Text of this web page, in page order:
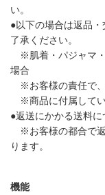
い。
●以下の場合は返品
了承ください。
※肌着・パジャマ・
場合
※お客様の責任で
※商品に付属してい
●返送にかかる送料に
※お客様の都合で返
ります。
機能